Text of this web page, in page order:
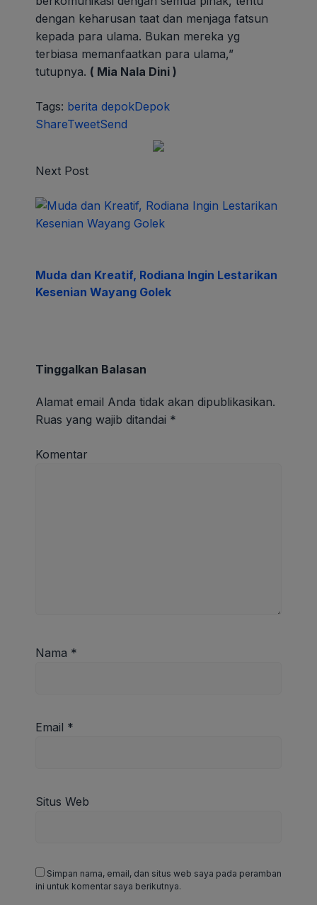
dengan keharusan taat dan menjaga fatsun
kepada para ulama. Bukan mereka yg
terbiasa memanfaatkan para ulama,”
tutupnya. ( Mia Nala Dini )
Tags: berita depokDepok
ShareTweetSend
Next Post
Muda dan Kreatif, Rodiana Ingin Lestarikan
Kesenian Wayang Golek
Tinggalkan Balasan
Alamat email Anda tidak akan dipublikasikan.
Ruas yang wajib ditandai *
Komentar
Nama *
Email *
Situs Web
Simpan nama, email, dan situs web saya pada peramban
ini untuk komentar saya berikutnya.